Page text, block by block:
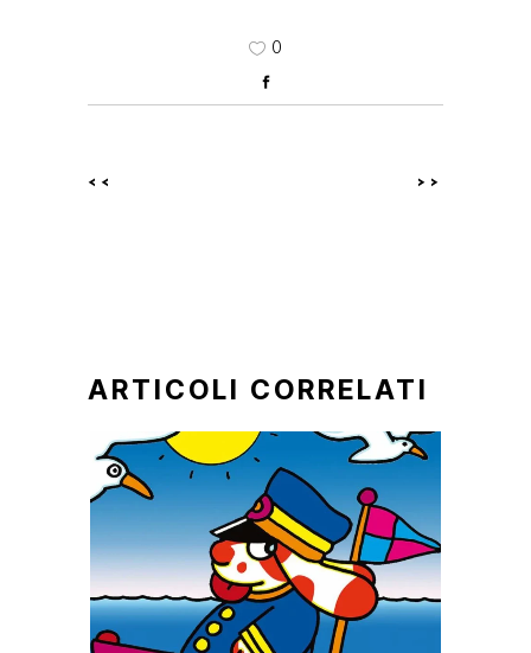
0
<< >>
ARTICOLI CORRELATI